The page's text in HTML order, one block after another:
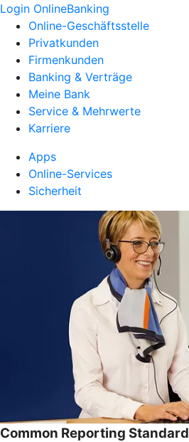
Login OnlineBanking
Online-Geschäftsstelle
Privatkunden
Firmenkunden
Banking & Verträge
Meine Bank
Service & Mehrwerte
Karriere
Apps
Online-Services
Sicherheit
Common Reporting Standard